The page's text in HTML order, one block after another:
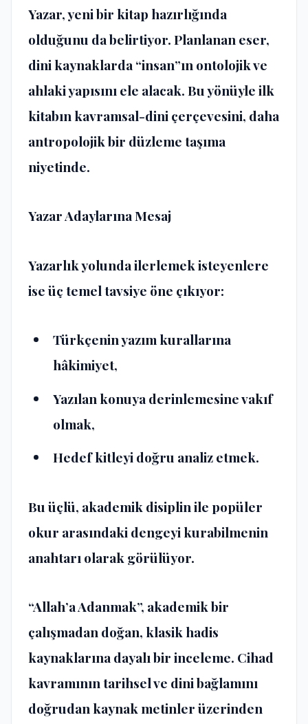
Yazar, yeni bir kitap hazırlığında
olduğunu da belirtiyor. Planlanan eser,
dini kaynaklarda “insan”ın ontolojik ve
ahlaki yapısını ele alacak. Bu yönüyle ilk
kitabın kavramsal-dini çerçevesini, daha
antropolojik bir düzleme taşıma
niyetinde.
Yazar Adaylarına Mesaj
Yazarlık yolunda ilerlemek isteyenlere
ise üç temel tavsiye öne çıkıyor:
Türkçenin yazım kurallarına
hâkimiyet,
Yazılan konuya derinlemesine vakıf
olmak,
Hedef kitleyi doğru analiz etmek.
Bu üçlü, akademik disiplin ile popüler
okur arasındaki dengeyi kurabilmenin
anahtarı olarak görülüyor.
“Allah’a Adanmak”, akademik bir
çalışmadan doğan, klasik hadis
kaynaklarına dayalı bir inceleme. Cihad
kavramının tarihsel ve dini bağlamını
doğrudan kaynak metinler üzerinden